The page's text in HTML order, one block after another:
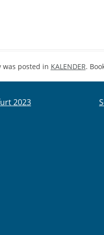
was posted in KALENDER.
2023